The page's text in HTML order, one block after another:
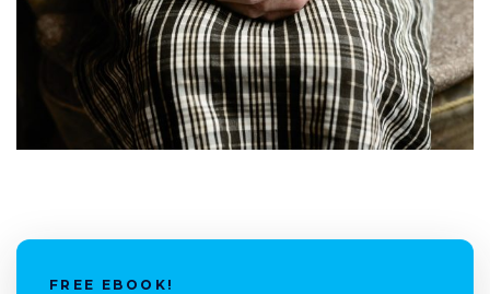
FREE EBOOK!